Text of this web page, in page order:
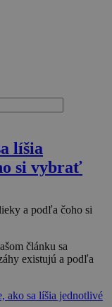
líšia
si vybrať
a podľa čoho si
článku sa
existujú a podľa
ako sa líšia jednotlivé